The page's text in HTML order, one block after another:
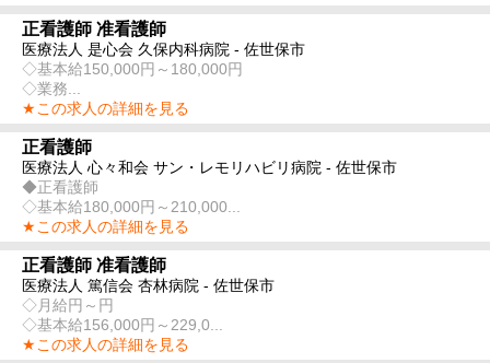
正看護師 准看護師
医療法人 是心会 久保内科病院 - 佐世保市
◇基本給150,000円～180,000円
◇業務...
★この求人の詳細を見る
正看護師
医療法人 心々和会 サン・レモリハビリ病院 - 佐世保市
◆正看護師
◇基本給180,000円～210,000...
★この求人の詳細を見る
正看護師 准看護師
医療法人 篤信会 杏林病院 - 佐世保市
◇月給円～円
◇基本給156,000円～229,0...
★この求人の詳細を見る